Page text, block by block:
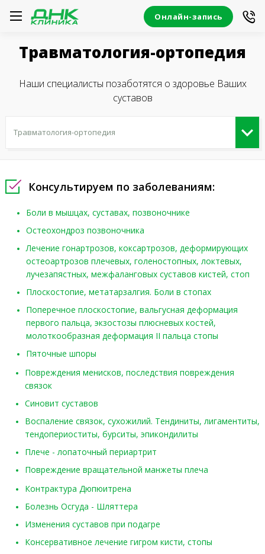
Онлайн-запись
Травматология-ортопедия
Наши специалисты позаботятся о здоровье Ваших
суставов
Консультируем по заболеваниям:
Боли в мышцах, суставах, позвоночнике
Остеохондроз позвоночника
Лечение гонартрозов, коксартрозов, деформирующих
остеоартрозов плечевых, голеностопных, локтевых,
лучезапястных, межфаланговых суставов кистей, стоп
Плоскостопие, метатарзалгия. Боли в стопах
Поперечное плоскостопие, вальгусная деформация
первого пальца, экзостозы плюсневых костей,
молоткообразная деформация II пальца стопы
Пяточные шпоры
Повреждения менисков, последствия повреждения
связок
Синовит суставов
Воспаление связок, сухожилий. Тендиниты, лигаментиты,
тендопериоститы, бурситы, эпикондилиты
Плече - лопаточный периартрит
Повреждение вращательной манжеты плеча
Контрактура Дюпюитрена
Болезнь Осгуда - Шляттера
Изменения суставов при подагре
Консервативное лечение гигром кисти, стопы